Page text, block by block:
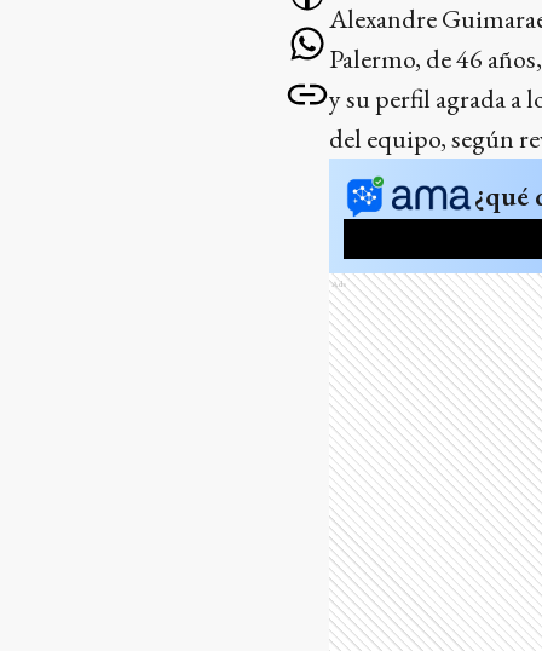
Alexandre
Palermo, de 46
y su perfil agrada a
del equipo, según
¿qué
Ads